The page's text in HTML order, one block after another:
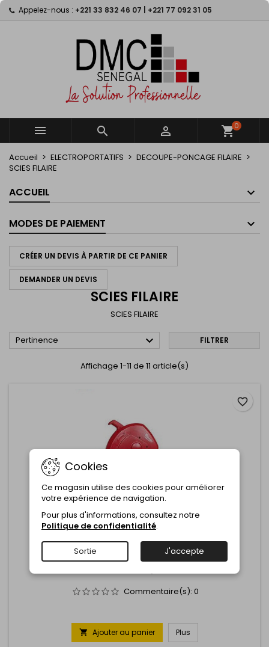
Appelez-nous : +221 33 832 46 07 | +221 77 092 31 05
   shopping_cart0
Accueil ELECTROPORTATIFS
DECOUPE-PONCAGE FILAIRE
SCIES FILAIRE
ACCUEIL
MODES DE PAIEMENT
CRÉER UN DEVIS À PARTIR DE CE PANIER
DEMANDER UN DEVIS
SCIES FILAIRE
SCIES FILAIRE
Pertinence  FILTRER
Affichage 1-11 de 11 article(s)
MILWAUKEE
SCIE TRONCONNEUSE A DISQUE 355MM CHS355E
Commentaire(s): 0
 Ajouter au panier Plus
favorite_border
My wishlists ×
Create new list
((modalTitle)) ×
((confirmMessage))
((cancelText)) ((modalDeleteText))
Créer une liste d'envies ×
Nom de la liste d'envies
Annuler Créer une liste d'envies
Connexion ×
Vous devez être connecté pour ajouter des produits
à votre liste d'envies.
Annuler Connexion
Cookies
Ce magasin utilise des cookies pour améliorer
votre expérience de navigation.
Pour plus d'informations, consultez notre
Politique de confidentialité.
Sortie J'accepte